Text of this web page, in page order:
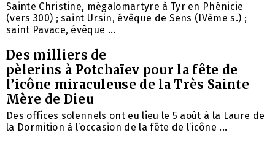
Sainte Christine, mégalomartyre à Tyr en Phénicie
(vers 300) ; saint Ursin, évêque de Sens (IVème s.) ;
saint Pavace, évêque ...
Des milliers de
pèlerins à Potchaïev pour la fête de
l’icône miraculeuse de la Très Sainte
Mère de Dieu
Des offices solennels ont eu lieu le 5 août à la Laure de
la Dormition à l’occasion de la fête de l’icône ...